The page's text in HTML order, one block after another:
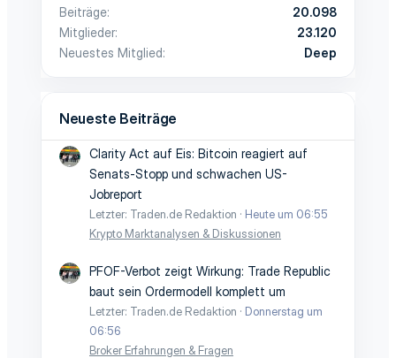
Beiträge
20.098
Mitglieder
23.120
Neuestes Mitglied
Deep
Neueste Beiträge
Clarity Act auf Eis: Bitcoin reagiert auf
Senats-Stopp und schwachen US-
Jobreport
Letzter: Traden.de Redaktion
Heute um 06:55
Krypto Marktanalysen & Diskussionen
PFOF-Verbot zeigt Wirkung: Trade Republic
baut sein Ordermodell komplett um
Letzter: Traden.de Redaktion
Donnerstag um
06:56
Broker Erfahrungen & Fragen